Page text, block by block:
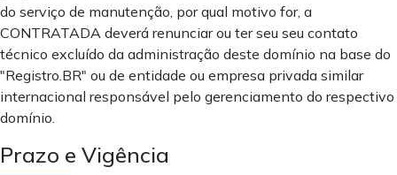
do serviço de manutenção, por qual motivo for, a
CONTRATADA deverá renunciar ou ter seu seu contato
técnico excluído da administração deste domínio na base do
"Registro.BR" ou de entidade ou empresa privada similar
internacional responsável pelo gerenciamento do respectivo
domínio.
Prazo e Vigência